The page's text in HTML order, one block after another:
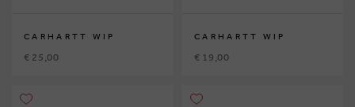
CARHARTT WIP
€ 25,00
CARHARTT WIP
€ 19,00